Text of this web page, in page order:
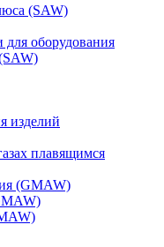
(SAW)
оборудования
изделий
плавящимся
(GMAW)